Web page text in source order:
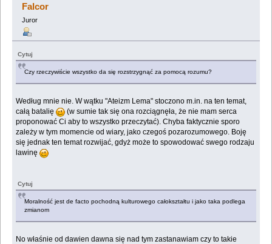
Falcor
Juror
Cytuj
Czy rzeczywiście wszystko da się rozstrzygnąć za pomocą rozumu?
Według mnie nie. W wątku "Ateizm Lema" stoczono m.in. na ten temat,
całą batalię
(w sumie tak się ona rozciągnęła, że nie mam serca
proponować Ci aby to wszystko przeczytać). Chyba faktycznie sporo
zależy w tym momencie od wiary, jako czegoś pozarozumowego. Boję
się jednak ten temat rozwijać, gdyż może to spowodować swego rodzaju
lawinę
Cytuj
Moralność jest de facto pochodną kulturowego całokształtu i jako taka podlega
zmianom
No właśnie od dawien dawna się nad tym zastanawiam czy to takie